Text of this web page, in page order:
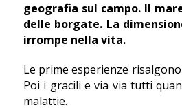
geografia sul campo. Il
delle borgate. La
irrompe nella vita.
Le prime esperienze
Poi i gracili e via via tutti
malattie.